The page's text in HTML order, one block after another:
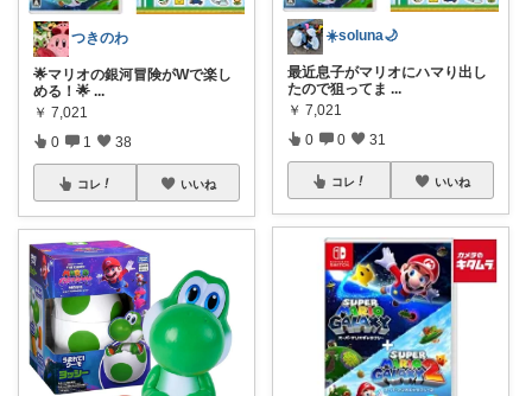
つきのわ
🌟マリオの銀河冒険がWで楽し
める！🌟 ...
￥ 7,021
0 1 38
コレ いいね
☀️soluna🌙
最近息子がマリオにハマり出し
たので狙ってま ...
￥ 7,021
0 0 31
コレ いいね